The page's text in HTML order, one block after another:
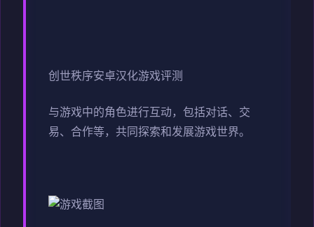
创世秩序安卓汉化游戏评测
与游戏中的角色进行互动，包括对话、交
易、合作等，共同探索和发展游戏世界。